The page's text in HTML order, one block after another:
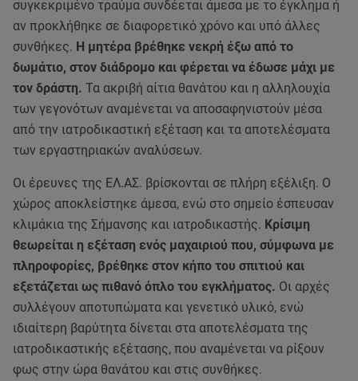
συγκεκριμένο τραύμα συνδέεται άμεσα με το έγκλημα ή
αν προκλήθηκε σε διαφορετικό χρόνο και υπό άλλες
συνθήκες. Η μητέρα βρέθηκε νεκρή έξω από το
δωμάτιο, στον διάδρομο και φέρεται να έδωσε μάχι με
τον δράστη. Τα ακριβή αίτια θανάτου και η αλληλουχία
των γεγονότων αναμένεται να αποσαφηνιστούν μέσα
από την ιατροδικαστική εξέταση και τα αποτελέσματα
των εργαστηριακών αναλύσεων.
Οι έρευνες της ΕΛ.ΑΣ. βρίσκονται σε πλήρη εξέλιξη. Ο
χώρος αποκλείστηκε άμεσα, ενώ στο σημείο έσπευσαν
κλιμάκια της Σήμανσης και ιατροδικαστής. Κρίσιμη
θεωρείται η εξέταση ενός μαχαιριού που, σύμφωνα με
πληροφορίες, βρέθηκε στον κήπο του σπιτιού και
εξετάζεται ως πιθανό όπλο του εγκλήματος. Οι αρχές
συλλέγουν αποτυπώματα και γενετικό υλικό, ενώ
ιδιαίτερη βαρύτητα δίνεται στα αποτελέσματα της
ιατροδικαστικής εξέτασης, που αναμένεται να ρίξουν
φως στην ώρα θανάτου και στις συνθήκες.